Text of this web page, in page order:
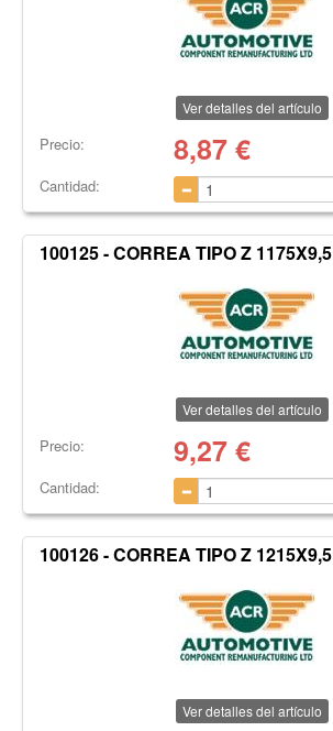
Ver detalles del artículo
Precio: 8,87€
Cantidad:
100125 - CORREA TIPO Z 1175X9,5
Ver detalles del artículo
Precio: 9,27€
Cantidad:
100126 - CORREA TIPO Z 1215X9,5
Ver detalles del artículo